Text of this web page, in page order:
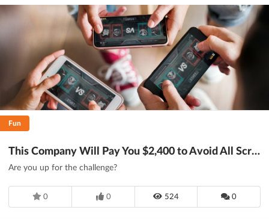
Fun
This Company Will Pay You $2,400 to Avoid All Screens for 24 Hours - DesignTAXI.com
Are you up for the challenge?
0 0 524 0